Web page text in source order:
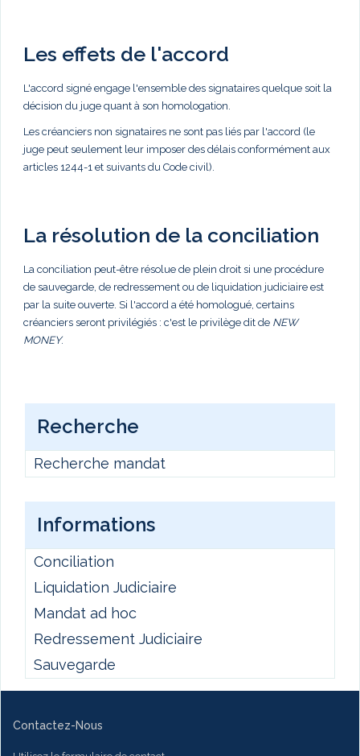
Les effets de l'accord
L'accord signé engage l'ensemble des signataires quelque soit la
décision du juge quant à son homologation.
Les créanciers non signataires ne sont pas liés par l'accord (le
juge peut seulement leur imposer des délais conformément aux
articles 1244-1 et suivants du Code civil).
La résolution de la conciliation
La conciliation peut-être résolue de plein droit si une procédure
de sauvegarde, de redressement ou de liquidation judiciaire est
par la suite ouverte. Si l'accord a été homologué, certains
créanciers seront privilégiés : c'est le privilège dit de NEW
MONEY.
Recherche
Recherche mandat
Informations
Conciliation
Liquidation Judiciaire
Mandat ad hoc
Redressement Judiciaire
Sauvegarde
Contactez-Nous